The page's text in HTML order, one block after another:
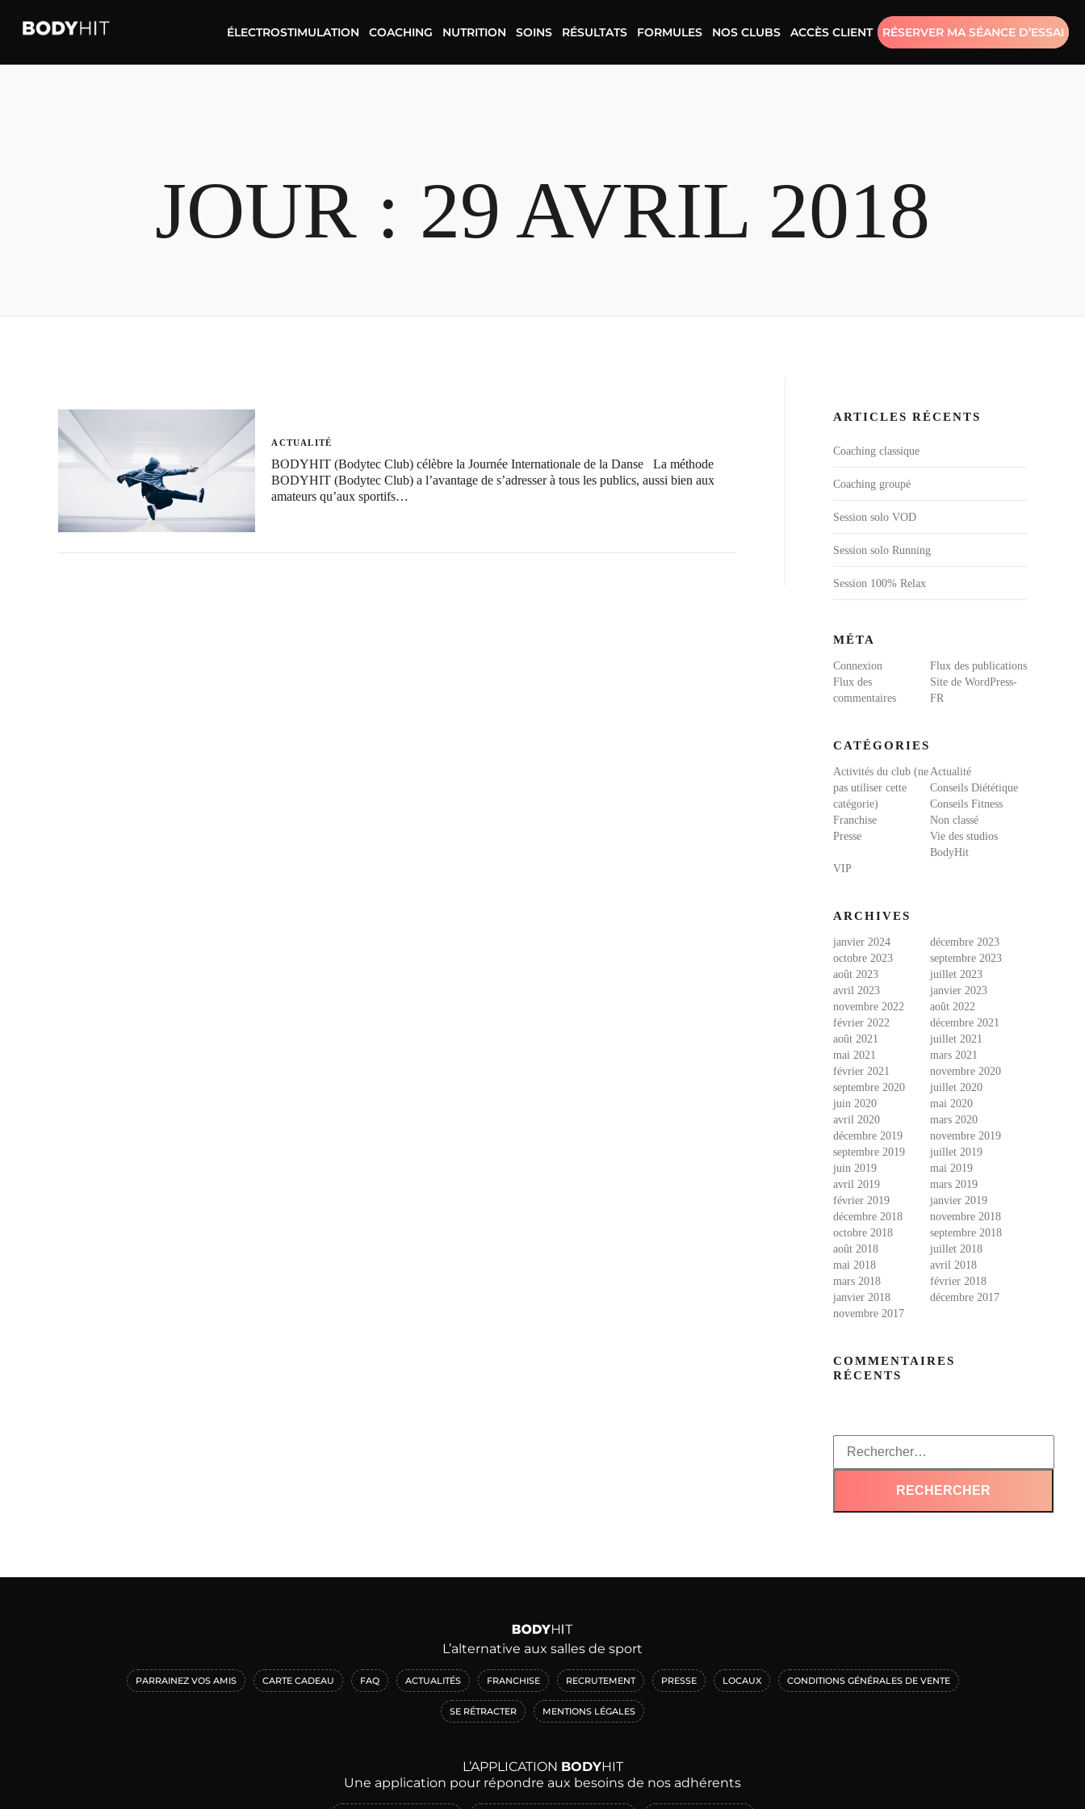
ÉLECTROSTIMULATION COACHING NUTRITION SOINS RÉSULTATS FORMULES NOS CLUBS ACCÈS CLIENT RÉSERVER MA SÉANCE D’ESSAI
JOUR : 29 AVRIL 2018
ACTUALITÉ
BODYHIT (Bodytec Club) célèbre la Journée Internationale de la Danse La méthode
BODYHIT (Bodytec Club) a l’avantage de s’adresser à tous les publics, aussi bien aux
amateurs qu’aux sportifs…
ARTICLES RÉCENTS
Coaching classique
Coaching groupé
Session solo VOD
Session solo Running
Session 100% Relax
MÉTA
Connexion
Flux des publications
Flux des
commentaires
Site de WordPress-
FR
CATÉGORIES
Activités du club (ne
pas utiliser cette
catégorie)
Actualité
Conseils Diététique
Conseils Fitness
Franchise
Non classé
Presse
Vie des studios
BodyHit
VIP
ARCHIVES
janvier 2024
décembre 2023
octobre 2023
septembre 2023
août 2023
juillet 2023
avril 2023
janvier 2023
novembre 2022
août 2022
février 2022
décembre 2021
août 2021
juillet 2021
mai 2021
mars 2021
février 2021
novembre 2020
septembre 2020
juillet 2020
juin 2020
mai 2020
avril 2020
mars 2020
décembre 2019
novembre 2019
septembre 2019
juillet 2019
juin 2019
mai 2019
avril 2019
mars 2019
février 2019
janvier 2019
décembre 2018
novembre 2018
octobre 2018
septembre 2018
août 2018
juillet 2018
mai 2018
avril 2018
mars 2018
février 2018
janvier 2018
décembre 2017
novembre 2017
COMMENTAIRES
RÉCENTS
L’alternative aux salles de sport
PARRAINEZ VOS AMIS CARTE CADEAU FAQ ACTUALITÉS FRANCHISE RECRUTEMENT PRESSE LOCAUX CONDITIONS GÉNÉRALES DE VENTE
SE RÉTRACTER MENTIONS LÉGALES
L’APPLICATION BODYHIT
Une application pour répondre aux besoins de nos adhérents